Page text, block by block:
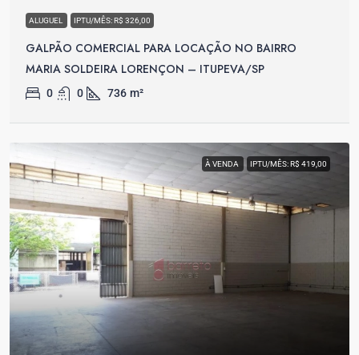
ALUGUEL IPTU/MÊS: R$ 326,00
GALPÃO COMERCIAL PARA LOCAÇÃO NO BAIRRO
MARIA SOLDEIRA LORENÇON – ITUPEVA/SP
0 0 736 m²
À VENDA IPTU/MÊS: R$ 419,00